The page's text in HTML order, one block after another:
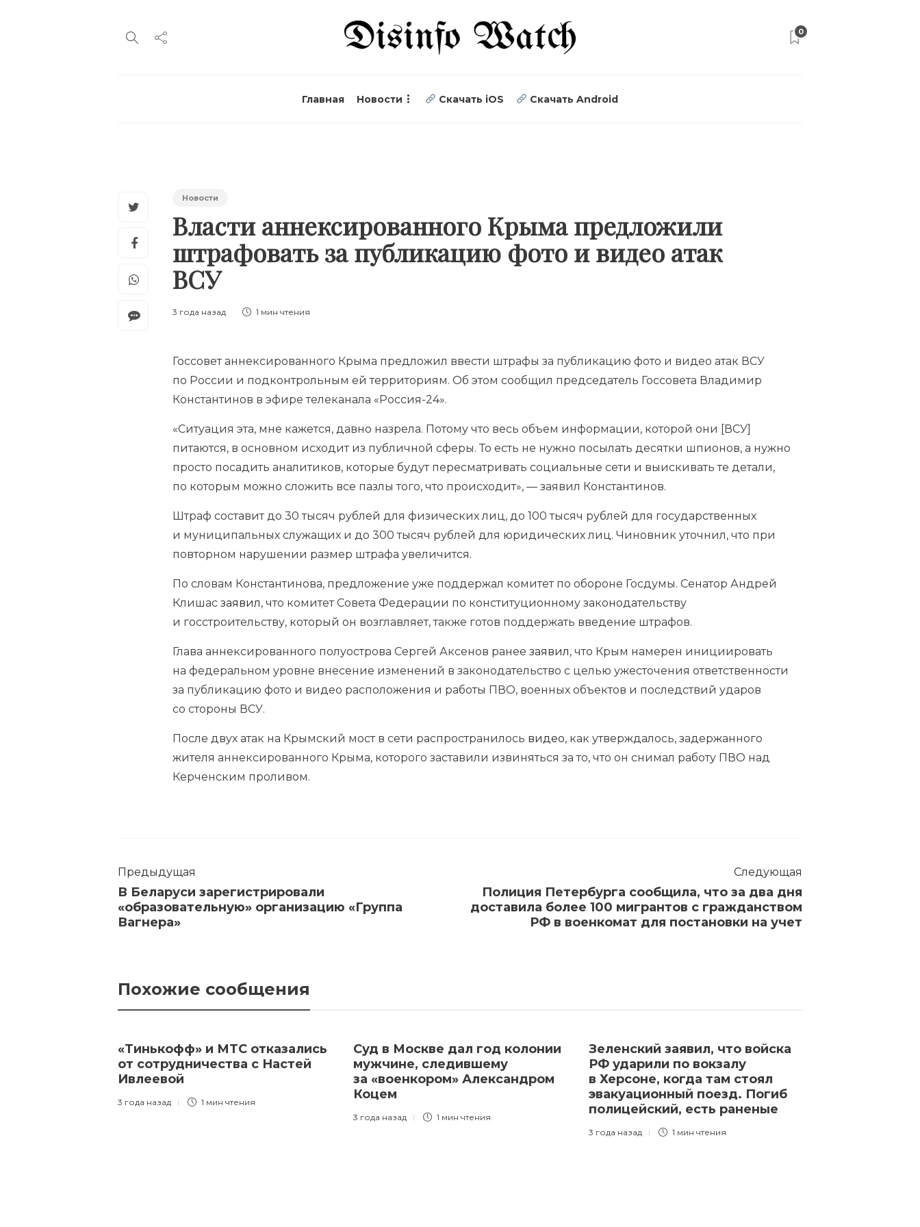
0
Главная Новости Скачать iOS Скачать Android
Новости
Власти аннексированного Крыма предложили
штрафовать за публикацию фото и видео атак
ВСУ
3 года назад 1 мин чтения
Госсовет аннексированного Крыма предложил ввести штрафы за публикацию фото и видео атак ВСУ
по России и подконтрольным ей территориям. Об этом сообщил председатель Госсовета Владимир
Константинов в эфире телеканала «Россия-24».
«Ситуация эта, мне кажется, давно назрела. Потому что весь объем информации, которой они [ВСУ]
питаются, в основном исходит из публичной сферы. То есть не нужно посылать десятки шпионов, а нужно
просто посадить аналитиков, которые будут пересматривать социальные сети и выискивать те детали,
по которым можно сложить все пазлы того, что происходит», — заявил Константинов.
Штраф составит до 30 тысяч рублей для физических лиц, до 100 тысяч рублей для государственных
и муниципальных служащих и до 300 тысяч рублей для юридических лиц. Чиновник уточнил, что при
повторном нарушении размер штрафа увеличится.
По словам Константинова, предложение уже поддержал комитет по обороне Госдумы. Сенатор Андрей
Клишас заявил, что комитет Совета Федерации по конституционному законодательству
и госстроительству, который он возглавляет, также готов поддержать введение штрафов.
Глава аннексированного полуострова Сергей Аксенов ранее заявил, что Крым намерен инициировать
на федеральном уровне внесение изменений в законодательство с целью ужесточения ответственности
за публикацию фото и видео расположения и работы ПВО, военных объектов и последствий ударов
со стороны ВСУ.
После двух атак на Крымский мост в сети распространилось видео, как утверждалось, задержанного
жителя аннексированного Крыма, которого заставили извиняться за то, что он снимал работу ПВО над
Керченским проливом.
Предыдущая
В Беларуси зарегистрировали
«образовательную» организацию «Группа
Вагнера»
Следующая
Полиция Петербурга сообщила, что за два дня
доставила более 100 мигрантов с гражданством
РФ в военкомат для постановки на учет
Похожие сообщения
«Тинькофф» и МТС отказались
от сотрудничества с Настей
Ивлеевой
3 года назад 1 мин чтения
Суд в Москве дал год колонии
мужчине, следившему
за «военкором» Александром
Коцем
3 года назад 1 мин чтения
Зеленский заявил, что войска
РФ ударили по вокзалу
в Херсоне, когда там стоял
эвакуационный поезд. Погиб
полицейский, есть раненые
3 года назад 1 мин чтения